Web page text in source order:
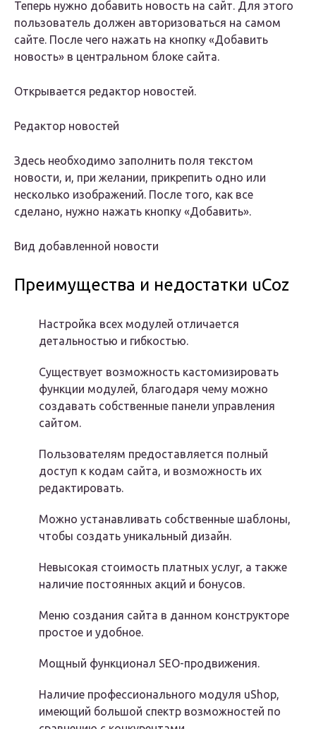
Теперь нужно добавить новость на сайт. Для этого
пользователь должен авторизоваться на самом
сайте. После чего нажать на кнопку «Добавить
новость» в центральном блоке сайта.
Открывается редактор новостей.
Редактор новостей
Здесь необходимо заполнить поля текстом
новости, и, при желании, прикрепить одно или
несколько изображений. После того, как все
сделано, нужно нажать кнопку «Добавить».
Вид добавленной новости
Преимущества и недостатки uCoz
Настройка всех модулей отличается
детальностью и гибкостью.
Существует возможность кастомизировать
функции модулей, благодаря чему можно
создавать собственные панели управления
сайтом.
Пользователям предоставляется полный
доступ к кодам сайта, и возможность их
редактировать.
Можно устанавливать собственные шаблоны,
чтобы создать уникальный дизайн.
Невысокая стоимость платных услуг, а также
наличие постоянных акций и бонусов.
Меню создания сайта в данном конструкторе
простое и удобное.
Мощный функционал SEO-продвижения.
Наличие профессионального модуля uShop,
имеющий большой спектр возможностей по